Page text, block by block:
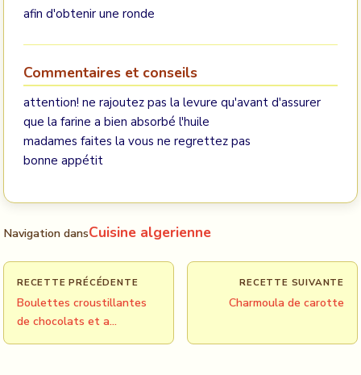
afin d'obtenir une ronde
Commentaires et conseils
attention! ne rajoutez pas la levure qu'avant d'assurer
que la farine a bien absorbé l'huile
madames faites la vous ne regrettez pas
bonne appétit
Navigation dansCuisine algerienne
RECETTE PRÉCÉDENTE
Boulettes croustillantes
de chocolats et a…
RECETTE SUIVANTE
Charmoula de carotte